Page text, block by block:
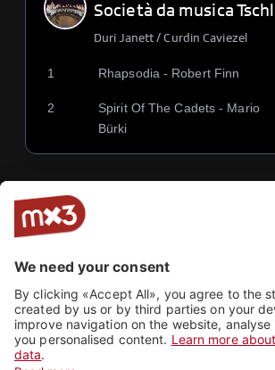
Società da musica
Duri Janett / Curdin Caviezel
1 Rhapsodia - Robert Finn
2
Spirit Of The Cadets - Mario
Bürki
Società da musica
Roman Caduff
1 The Golden Lady - Richards